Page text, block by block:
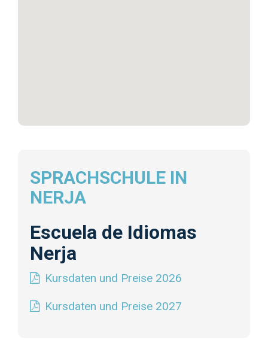
SPRACHSCHULE IN
NERJA
Escuela de Idiomas
Nerja
Kursdaten und Preise 2026
Kursdaten und Preise 2027